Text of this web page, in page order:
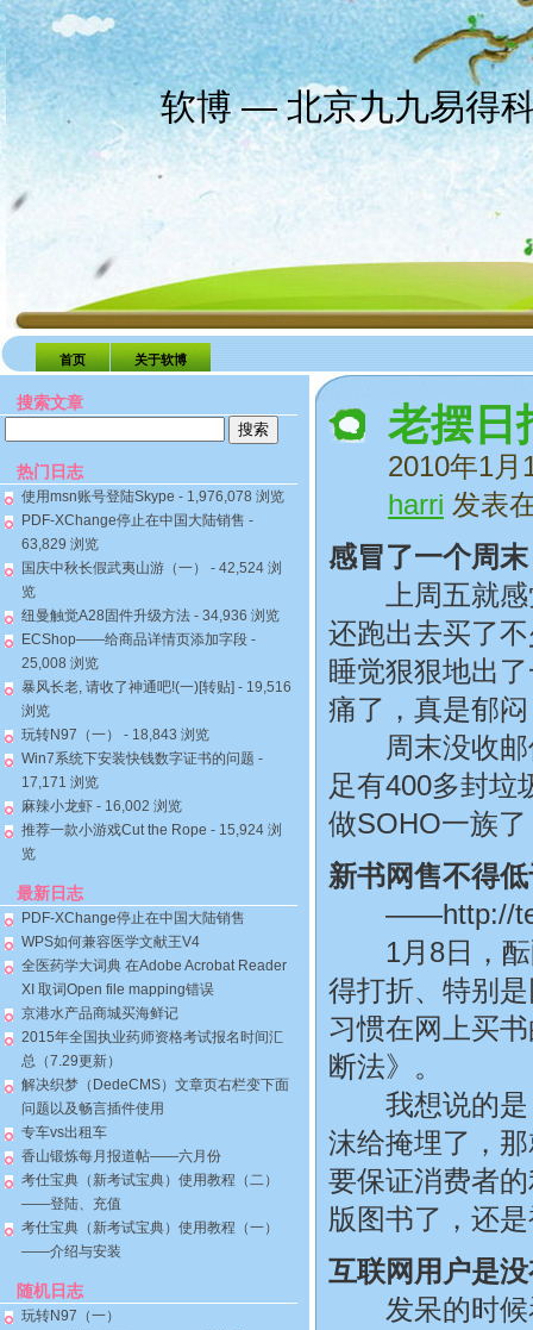
软博 — 北京九九易得
首页 关于软博
搜索文章
热门日志
使用msn账号登陆Skype - 1,976,078 浏览
PDF-XChange停止在中国大陆销售 -
63,829 浏览
国庆中秋长假武夷山游（一）
- 42,524 浏
览
纽曼触觉A28固件升级方法 - 34,936 浏览
ECShop——给商品详情页添加字段 -
25,008 浏览
暴风长老, 请收了神通吧!(一)[转贴] - 19,516
浏览
玩转N97（一）
- 18,843 浏览
Win7系统下安装快钱数字证书的问题 -
17,171 浏览
麻辣小龙虾 - 16,002 浏览
推荐一款小游戏Cut the Rope - 15,924 浏
览
最新日志
PDF-XChange停止在中国大陆销售
WPS如何兼容医学文献王V4
全医药学大词典 在Adobe Acrobat Reader
XI 取词Open file mapping错误
京港水产品商城买海鲜记
2015年全国执业药师资格考试报名时间汇
总（7.29更新）
解决织梦（DedeCMS）文章页右栏变下面
问题以及畅言插件使用
专车vs出租车
香山锻炼每月报道帖——六月份
考仕宝典（新考试宝典）使用教程（二）
——登陆、充值
考仕宝典（新考试宝典）使用教程（一）
——介绍与安装
随机日志
玩转N97（一）
老摆日
2010年1月
harri 发表
感冒了一个周
上周五就感
还跑出去买了
睡觉狠狠地出
痛了，真是郁
周末没收邮
足有400多封垃
做SOHO一族
新书网售不得
——http://
1月8日，酝
得打折、特别
习惯在网上买
断法》。
我想说的是
沫给掩埋了，
要保证消费者
版图书了，还
互联网用户是
发呆的时候